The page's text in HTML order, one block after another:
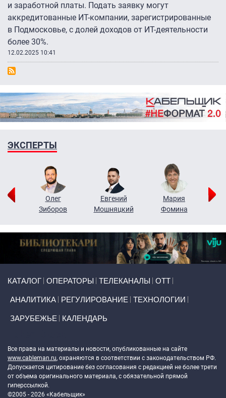
и заработной платы. Подать заявку могут
аккредитованные ИТ-компании, зарегистрированные
в Подмосковье, с долей доходов от ИТ-деятельности
более 30%.
12.02.2025 10:41
ЭКСПЕРТЫ
Олег
Зиборов
Евгений
Мошняцкий
Мария
Фомина
КАТАЛОГ ОПЕРАТОРЫ ТЕЛЕКАНАЛЫ ОТТ
АНАЛИТИКА РЕГУЛИРОВАНИЕ ТЕХНОЛОГИИ
ЗАРУБЕЖЬЕ КАЛЕНДАРЬ
Все права на материалы и новости, опубликованные на сайте
www.cableman.ru, охраняются в соответствии с законодательством РФ.
Допускается цитирование без согласования с редакцией не более трети
от объема оригинального материала, с обязательной прямой
гиперссылкой.
©2005 - 2026 «Кабельщик»